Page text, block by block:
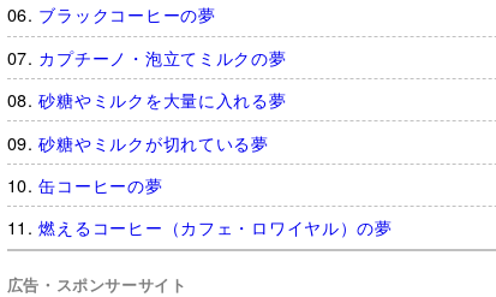
ブラックコーヒーの夢
カプチーノ・泡立てミルクの夢
砂糖やミルクを大量に入れる夢
砂糖やミルクが切れている夢
缶コーヒーの夢
燃えるコーヒー（カフェ・ロワイヤル）の夢
広告・スポンサーサイト